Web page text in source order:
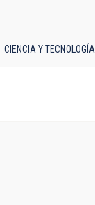
CIENCIA Y TECNOLOGÍA